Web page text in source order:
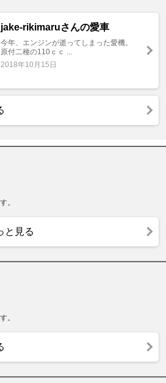
jake-rikimaruさんの愛車
今年、エンジンが逝ってしまった愛機。
原付二種の110ｃｃ ...
2018年10月15日
。
と見る
。